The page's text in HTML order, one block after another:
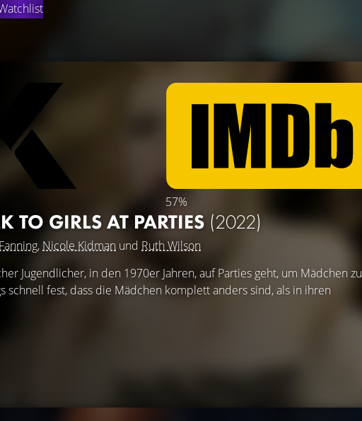
57%
TO GIRLS AT PARTIES (2022)
, Nicole Kidman und Ruth Wilson
Jugendlicher, in den 1970er Jahren, auf Parties geht, um Mädchen zu
schnell fest, dass die Mädchen komplett anders sind, als in ihren